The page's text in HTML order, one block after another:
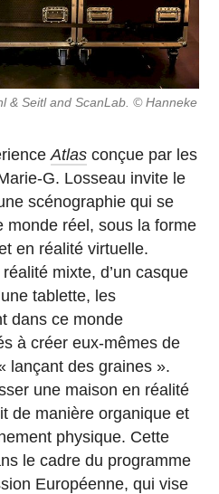
& Seitl and ScanLab. © Hanneke
Atlas conçue par les
G. Losseau invite le
scénographie qui se
monde réel, sous la forme
en réalité virtuelle.
mixte, d’un casque
tablette, les
dans ce monde
à créer eux-mêmes de
lançant des graines ».
une maison en réalité
de manière organique et
physique. Cette
le cadre du programme
Européenne, qui vise